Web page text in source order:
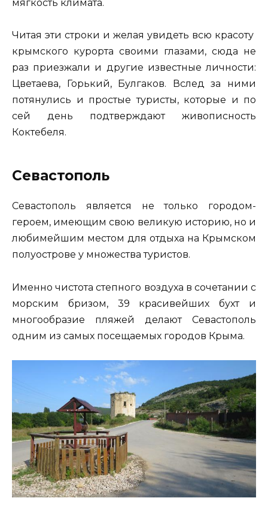
мягкость климата.
Читая эти строки и желая увидеть всю красоту
крымского курорта своими глазами, сюда не
раз приезжали и другие известные личности:
Цветаева, Горький, Булгаков. Вслед за ними
потянулись и простые туристы, которые и по
сей день подтверждают живописность
Коктебеля.
Севастополь
Севастополь является не только городом-
героем, имеющим свою великую историю, но и
любимейшим местом для отдыха на Крымском
полуострове у множества туристов.
Именно чистота степного воздуха в сочетании с
морским бризом, 39 красивейших бухт и
многообразие пляжей делают Севастополь
одним из самых посещаемых городов Крыма.